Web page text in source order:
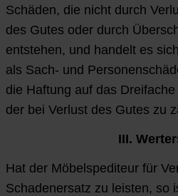
Schäden, die nicht durch
des Gutes oder durch
entstehen, und handelt es
als Sach- und
die Haftung auf das
der bei Verlust des Gutes zu
III.
Hat der Möbelspediteur für
Schadenersatz zu leisten, so